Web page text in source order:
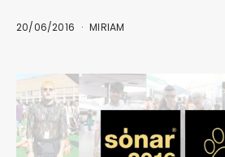
20/06/2016 MIRIAM